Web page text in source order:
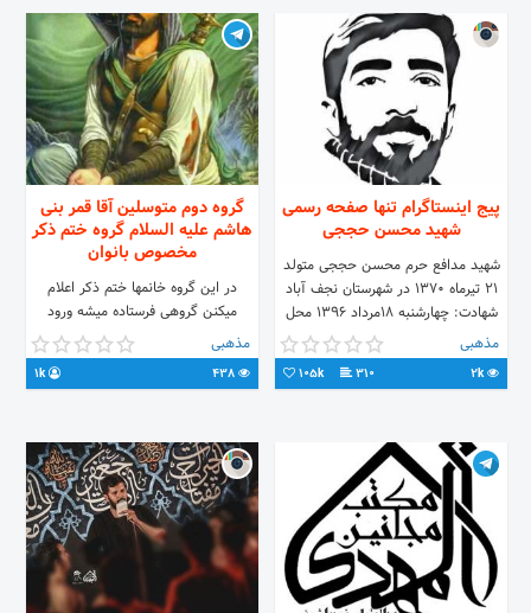
پیج اینستاگرام تنها صفحه رسمی
شهید محسن حججی
شهید مدافع حرم محسن حججی متولد
۲۱ تیرماه ۱۳۷۰ در شهرستان نجف آباد
شهادت: چهارشنبه ۱۸مرداد ۱۳۹۶ محل
شهادت : منطقه تنف سوریهمذهبی
2k
310
105k
گروه دوم متوسلین آقا قمر بنی
هاشم علیه السلام گروه ختم ذکر
مخصوص بانوان
در این گروه خانمها ختم ذکر اعلام
میکنن گروهی فرستاده میشه ورود
آقایان ب دلیل ایجاد مزاحمتت
ممنوع،،،،،،,,,❌❌🚫 ورود دعانویس مورد
غیر اخلاقی ممنوع این سه مورد بلاک
مذهبی
1k